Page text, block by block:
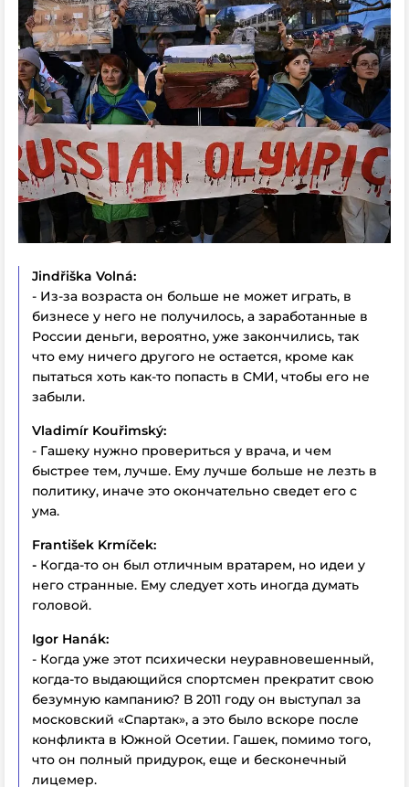
Jindřiška Volná:
- Из-за возраста он больше не может играть, в
бизнесе у него не получилось, а заработанные в
России деньги, вероятно, уже закончились, так
что ему ничего другого не остается, кроме как
пытаться хоть как-то попасть в СМИ, чтобы его не
забыли.
Vladimír Kouřimský:
- Гашеку нужно провериться у врача, и чем
быстрее тем, лучше. Ему лучше больше не лезть в
политику, иначе это окончательно сведет его с
ума.
František Krmíček:
- Когда-то он был отличным вратарем, но идеи у
него странные. Ему следует хоть иногда думать
головой.
Igor Hanák:
- Когда уже этот психически неуравновешенный,
когда-то выдающийся спортсмен прекратит свою
безумную кампанию? В 2011 году он выступал за
московский «Спартак», а это было вскоре после
конфликта в Южной Осетии. Гашек, помимо того,
что он полный придурок, еще и бесконечный
лицемер.